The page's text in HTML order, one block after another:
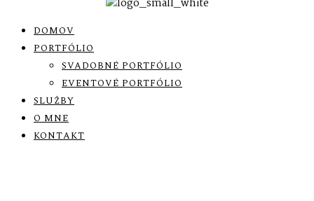
DOMOV
PORTFÓLIO
SVADOBNÉ PORTFÓLIO
EVENTOVÉ PORTFÓLIO
SLUŽBY
O MNE
KONTAKT